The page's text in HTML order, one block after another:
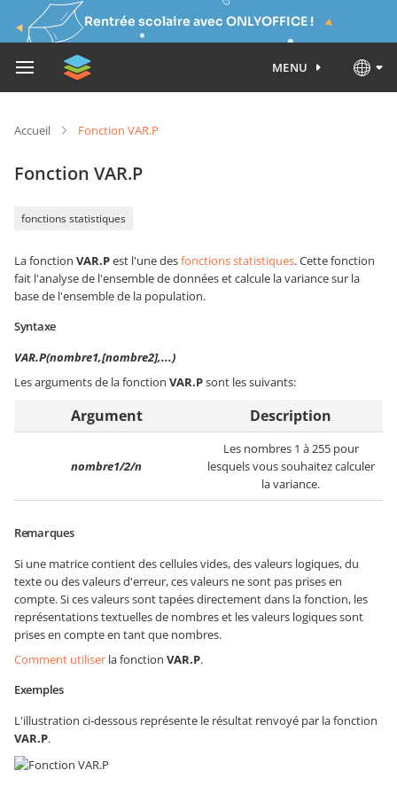
Rentrée scolaire avec ONLYOFFICE !
MENU
Accueil Fonction VAR.P
Fonction VAR.P
fonctions statistiques
La fonction VAR.Pest l'une desfonctions statistiques. Cette fonction
fait l'analyse de l'ensemble de données et calcule la variance sur la
base de l'ensemble de la population.
Syntaxe
VAR.P(nombre1,[nombre2],...)
Les arguments de la fonction VAR.Psont les suivants:
Argument Description
nombre1/2/n
Les nombres 1 à 255 pour
lesquels vous souhaitez calculer
la variance.
Remarques
Si une matrice contient des cellules vides, des valeurs logiques, du
texte ou des valeurs d'erreur, ces valeurs ne sont pas prises en
compte. Si ces valeurs sont tapées directement dans la fonction, les
représentations textuelles de nombres et les valeurs logiques sont
prises en compte en tant que nombres.
Comment utiliser la fonction VAR.P.
Exemples
L'illustration ci-dessous représente le résultat renvoyé par la fonction
VAR.P.